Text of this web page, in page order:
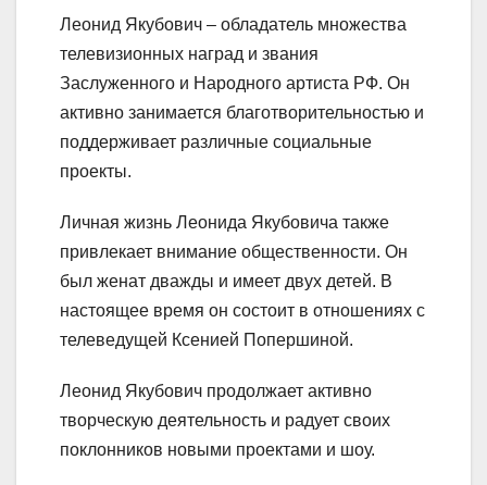
Леонид Якубович – обладатель множества
телевизионных наград и звания
Заслуженного и Народного артиста РФ. Он
активно занимается благотворительностью и
поддерживает различные социальные
проекты.
Личная жизнь Леонида Якубовича также
привлекает внимание общественности. Он
был женат дважды и имеет двух детей. В
настоящее время он состоит в отношениях с
телеведущей Ксенией Попершиной.
Леонид Якубович продолжает активно
творческую деятельность и радует своих
поклонников новыми проектами и шоу.